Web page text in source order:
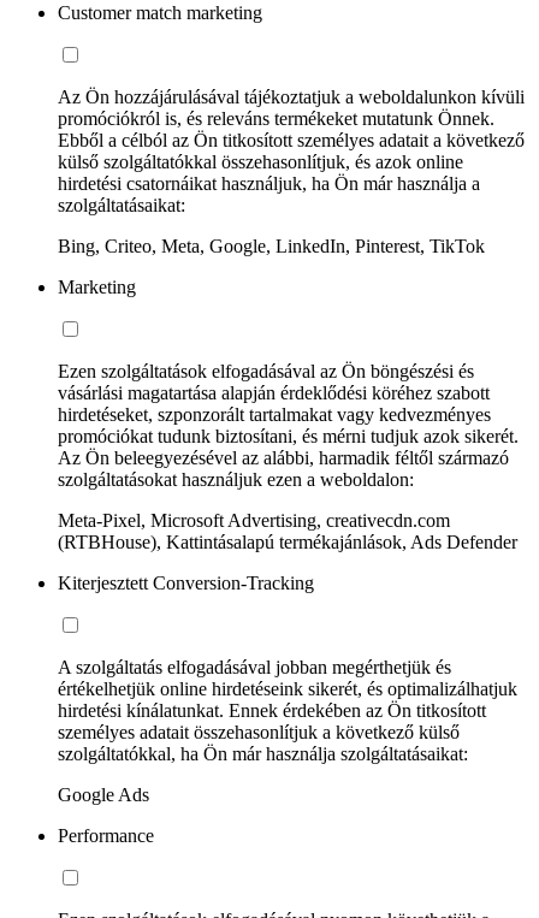
Customer match marketing
Az Ön hozzájárulásával tájékoztatjuk a weboldalunkon kívüli
promóciókról is, és releváns termékeket mutatunk Önnek.
Ebből a célból az Ön titkosított személyes adatait a következő
külső szolgáltatókkal összehasonlítjuk, és azok online
hirdetési csatornáikat használjuk, ha Ön már használja a
szolgáltatásaikat:
Bing, Criteo, Meta, Google, LinkedIn, Pinterest, TikTok
Marketing
Ezen szolgáltatások elfogadásával az Ön böngészési és
vásárlási magatartása alapján érdeklődési köréhez szabott
hirdetéseket, szponzorált tartalmakat vagy kedvezményes
promóciókat tudunk biztosítani, és mérni tudjuk azok sikerét.
Az Ön beleegyezésével az alábbi, harmadik féltől származó
szolgáltatásokat használjuk ezen a weboldalon:
Meta-Pixel, Microsoft Advertising, creativecdn.com
(RTBHouse), Kattintásalapú termékajánlások, Ads Defender
Kiterjesztett Conversion-Tracking
A szolgáltatás elfogadásával jobban megérthetjük és
értékelhetjük online hirdetéseink sikerét, és optimalizálhatjuk
hirdetési kínálatunkat. Ennek érdekében az Ön titkosított
személyes adatait összehasonlítjuk a következő külső
szolgáltatókkal, ha Ön már használja szolgáltatásaikat:
Google Ads
Performance